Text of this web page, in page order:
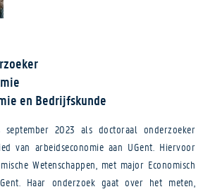
en Bedrijfskunde
september 2023 als doctoraal onderzoeker
van arbeidseconomie aan UGent. Hiervoor
Wetenschappen, met major Economisch
Haar onderzoek gaat over het meten,